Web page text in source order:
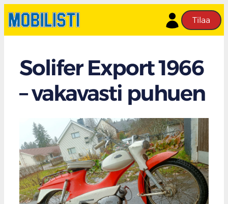
Tilaa
Solifer Export 1966
– vakavasti puhuen